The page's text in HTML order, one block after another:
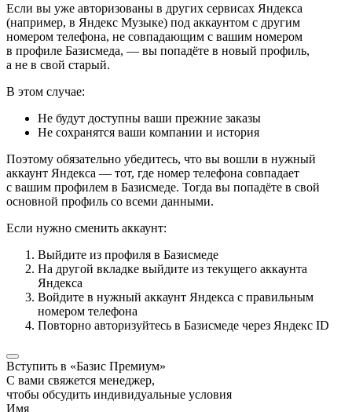
Если вы уже авторизованы в других сервисах Яндекса
(например, в Яндекс Музыке) под аккаунтом с другим
номером телефона, не совпадающим с вашим номером
в профиле Базисмеда, — вы попадёте в новый профиль,
а не в свой старый.
В этом случае:
Не будут доступны ваши прежние заказы
Не сохранятся ваши компании и история
Поэтому обязательно убедитесь, что вы вошли в нужный
аккаунт Яндекса — тот, где номер телефона совпадает
с вашим профилем в Базисмеде. Тогда вы попадёте в свой
основной профиль со всеми данными.
Если нужно сменить аккаунт:
Выйдите из профиля в Базисмеде
На другой вкладке выйдите из текущего аккаунта
Яндекса
Войдите в нужный аккаунт Яндекса с правильным
номером телефона
Повторно авторизуйтесь в Базисмеде через Яндекс ID
Вступить в «Базис Премиум»
С вами свяжется менеджер,
чтобы обсудить индивидуальные условия
Имя